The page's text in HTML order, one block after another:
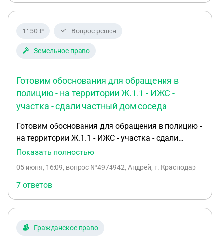
на втором этаже над производственными
названия нет). Спасибо большое. С уважением,
Шевелева Наталия Николаевна, Мурманск,
1150 ₽ Вопрос решен
Земельное право
Готовим обоснования для обращения в
полицию - на территории Ж.1.1 - ИЖС -
участка - сдали частный дом соседа
Готовим обоснования для обращения в полицию -
на территории Ж.1.1 - ИЖС - участка - сдали
частный дом соседа - посуточно какие ключевые
нарушения по всем видам инстанций и
обоснований полиции - участковому 1 ВРИ
земельного участка жилое 2 с соседями никто не
согласовывал 3 приезжают толпы и шумят 4
документы должны предоставить арендаторы
Показать полностью
05 июня, 16:09, вопрос №4974942, Андрей, г. Краснодар
7 ответов
Гражданское право